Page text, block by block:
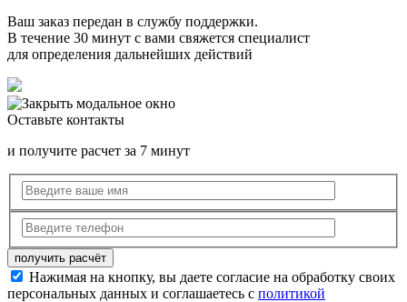
Ваш заказ передан в службу поддержки.
В течение 30 минут с вами свяжется специалист
для определения дальнейших действий
Оставьте контакты
и получите расчет за 7 минут
Нажимая на кнопку, вы даете согласие на обработку своих
персональных данных и соглашаетесь с политикой